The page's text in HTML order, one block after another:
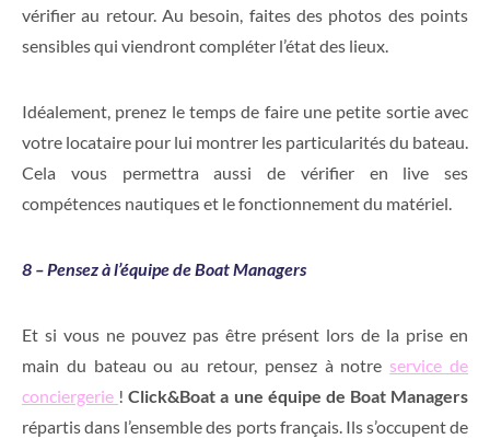
vérifier au retour. Au besoin, faites des photos des points
sensibles qui viendront compléter l’état des lieux.
Idéalement, prenez le temps de faire une petite sortie avec
votre locataire pour lui montrer les particularités du bateau.
Cela vous permettra aussi de vérifier en live ses
compétences nautiques et le fonctionnement du matériel.
8 – Pensez à l’équipe de Boat Managers
Et si vous ne pouvez pas être présent lors de la prise en
main du bateau ou au retour, pensez à notre service de
conciergerie !Click&Boat a une équipe de Boat Managers
répartis dans l’ensemble des ports français. Ils s’occupent de